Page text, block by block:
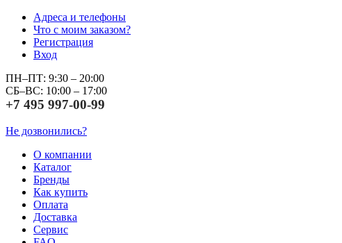
Адреса и телефоны
Что с моим заказом?
Регистрация
Вход
ПН–ПТ: 9:30 – 20:00
СБ–ВС: 10:00 – 17:00
+7 495 997-00-99
Не дозвонились?
О компании
Каталог
Бренды
Как купить
Оплата
Доставка
Сервис